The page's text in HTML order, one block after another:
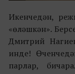
Икенчедән,
«өләшкән».
Дмитрий
инде!
парлар,